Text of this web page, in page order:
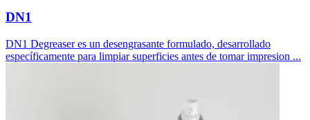
DN1
DN1 Degreaser es un desengrasante formulado, desarrollado
específicamente para limpiar superficies antes de tomar impresion ...